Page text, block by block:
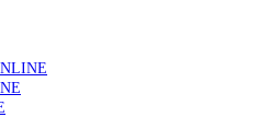
podem ficar sem médico de
do registo, alerta associação